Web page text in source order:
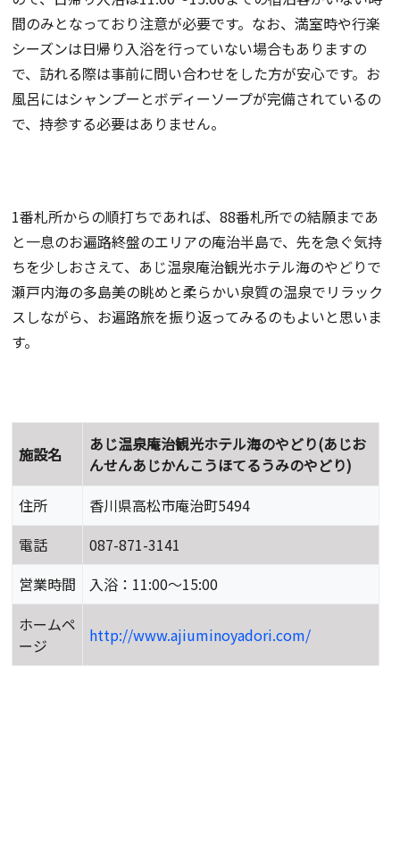
間のみとなっており注意が必要です。なお、満室時や行楽
シーズンは日帰り入浴を行っていない場合もありますの
で、訪れる際は事前に問い合わせをした方が安心です。お
風呂にはシャンプーとボディーソープが完備されているの
で、持参する必要はありません。
1番札所からの順打ちであれば、88番札所での結願まであ
と一息のお遍路終盤のエリアの庵治半島で、先を急ぐ気持
ちを少しおさえて、あじ温泉庵治観光ホテル海のやどりで
瀬戸内海の多島美の眺めと柔らかい泉質の温泉でリラック
スしながら、お遍路旅を振り返ってみるのもよいと思いま
す。
施設名
あじ温泉庵治観光ホテル海のやどり(あじお
んせんあじかんこうほてるうみのやどり)
住所
香川県高松市庵治町5494
電話
087-871-3141
営業時間
入浴：11:00～15:00
ホームペ
ージ
http://www.ajiuminoyadori.com/